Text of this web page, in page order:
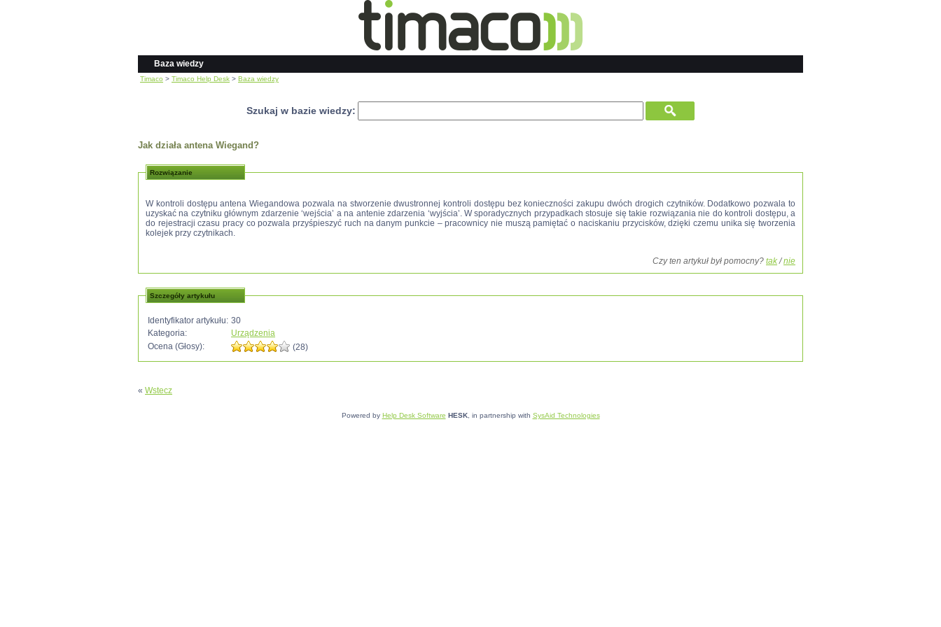
Baza wiedzy
Timaco > Timaco Help Desk > Baza wiedzy
Szukaj w bazie wiedzy:
Jak działa antena Wiegand?
Rozwiązanie
W kontroli dostępu antena Wiegandowa pozwala na stworzenie dwustronnej kontroli dostępu bez konieczności zakupu dwóch drogich czytników. Dodatkowo pozwala to
uzyskać na czytniku głównym zdarzenie ‘wejścia’ a na antenie zdarzenia ‘wyjścia’. W sporadycznych przypadkach stosuje się takie rozwiązania nie do kontroli dostępu, a
do rejestracji czasu pracy co pozwala przyśpieszyć ruch na danym punkcie – pracownicy nie muszą pamiętać o naciskaniu przycisków, dzięki czemu unika się tworzenia
kolejek przy czytnikach.
Czy ten artykuł był pomocny? tak/nie
Szczegóły artykułu
Identyfikator artykułu: 30
Kategoria:
Urządzenia
Ocena (Głosy):
(28)
« Wstecz
Powered by Help Desk Software HESK, in partnership with SysAid Technologies